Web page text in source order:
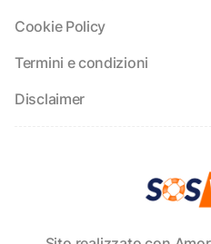
Cookie Policy
Termini e condizioni
Disclaimer